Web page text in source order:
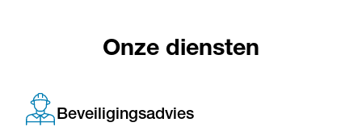
Onze diensten
Beveiligingsadvies